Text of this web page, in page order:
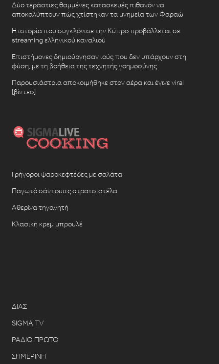
Δύο τεράστιες θαμμένες κατασκευές πιθανόν να
αποκαλύπτουν πώς χτίστηκαν τα μνημεία των Φαραώ
Η ιστορία που συγκλόνισε την Κύπρο προβάλλεται σε
streaming ελληνικού καναλιού
Επιστήμονες δημιούργησαν ιούς που δεν υπάρχουν στη
φύση, με τη βοήθεια της τεχνητής νοημοσύνης
Παρουσιάστρια αποκοιμήθηκε στον αέρα και έγινε viral
[βίντεο]
Γρήγοροι ψαροκεφτέδες με σαλάτα
Παγωτό σάντουιτς στρατσιατέλα
Αθερίνα τηγανητή
Κλασική κρεμ μπρουλέ
ΔΙΑΣ
SIGMA TV
ΡΑΔΙΟ ΠΡΩΤΟ
ΣΗΜΕΡΙΝΗ